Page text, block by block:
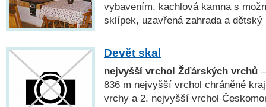
vybavením, kachlová kamna s
sklípek, uzavřená zahrada a
Devět skal
nejvyšší vrchol Žďárských vrchů
836 m nejvyšší vrchol chráněné
vrchy a 2. nejvyšší vrchol